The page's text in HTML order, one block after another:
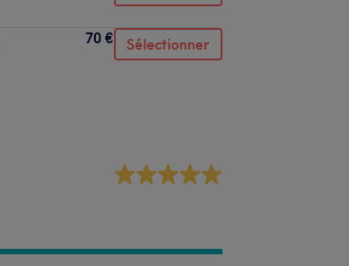
70 € Sélectionner